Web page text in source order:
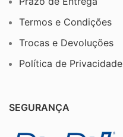
Termos e Condições
Trocas e Devoluções
Política de Privacidade
SEGURANÇA